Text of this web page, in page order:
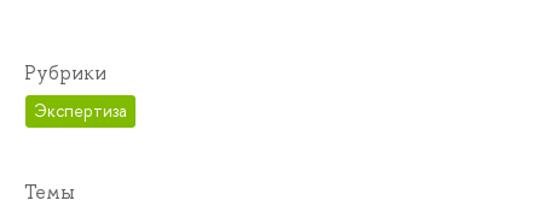
Рубрики
Экспертиза
Темы